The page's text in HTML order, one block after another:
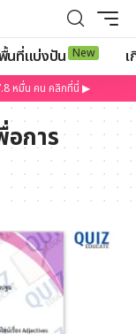
นที่แบ่งปัน New
หมื่น คน คลิกที่นี่ ▶
การ